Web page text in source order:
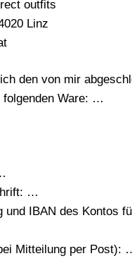
outfits
Linz
den von mir
folgenden Ware: …
…
und IBAN des Kontos
Mitteilung per Post):